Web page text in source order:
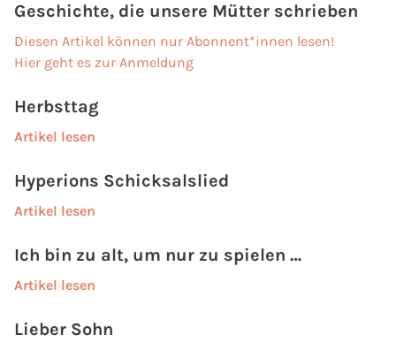
Geschichte, die unsere Mütter schrieben
Diesen Artikel können nur Abonnent*innen lesen!
Hier geht es zur Anmeldung
Herbsttag
Artikel lesen
Hyperions Schicksalslied
Artikel lesen
Ich bin zu alt, um nur zu spielen …
Artikel lesen
Lieber Sohn